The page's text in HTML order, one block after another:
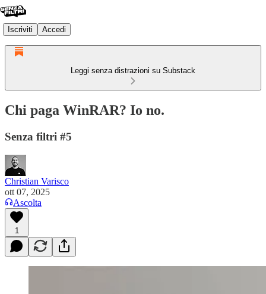
Iscriviti Accedi
Leggi senza distrazioni su Substack
Chi paga WinRAR? Io no.
Senza filtri #5
Christian Varisco
ott 07, 2025
Ascolta
1